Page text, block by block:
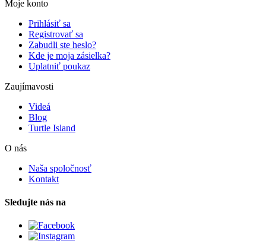
Moje konto
Prihlásiť sa
Registrovať sa
Zabudli ste heslo?
Kde je moja zásielka?
Uplatniť poukaz
Zaujímavosti
Videá
Blog
Turtle Island
O nás
Naša spoločnosť
Kontakt
Sledujte nás na